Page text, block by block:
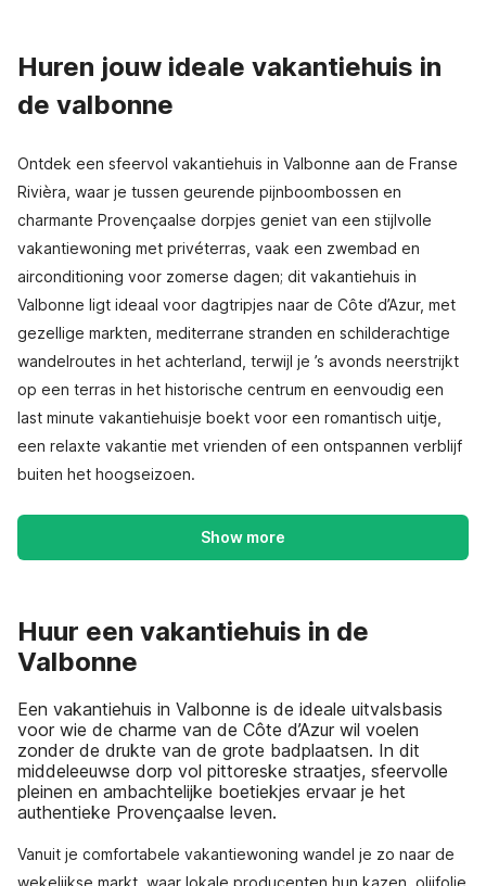
Huren jouw ideale vakantiehuis in
de valbonne
Ontdek een sfeervol vakantiehuis in Valbonne aan de Franse
Rivièra, waar je tussen geurende pijnboombossen en
charmante Provençaalse dorpjes geniet van een stijlvolle
vakantiewoning met privéterras, vaak een zwembad en
airconditioning voor zomerse dagen; dit vakantiehuis in
Valbonne ligt ideaal voor dagtripjes naar de Côte d’Azur, met
gezellige markten, mediterrane stranden en schilderachtige
wandelroutes in het achterland, terwijl je ’s avonds neerstrijkt
op een terras in het historische centrum en eenvoudig een
last minute vakantiehuisje boekt voor een romantisch uitje,
een relaxte vakantie met vrienden of een ontspannen verblijf
buiten het hoogseizoen.
Show more
Huur een vakantiehuis in de
Valbonne
Een vakantiehuis in Valbonne is de ideale uitvalsbasis
voor wie de charme van de Côte d’Azur wil voelen
zonder de drukte van de grote badplaatsen. In dit
middeleeuwse dorp vol pittoreske straatjes, sfeervolle
pleinen en ambachtelijke boetiekjes ervaar je het
authentieke Provençaalse leven.
Vanuit je comfortabele vakantiewoning wandel je zo naar de
wekelijkse markt, waar lokale producenten hun kazen, olijfolie